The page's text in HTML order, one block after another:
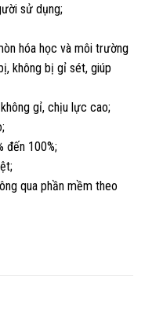
sử dụng;
hóa học và môi trường
không bị gỉ sét, giúp
gỉ, chịu lực cao;
đến 100%;
qua phần mềm theo